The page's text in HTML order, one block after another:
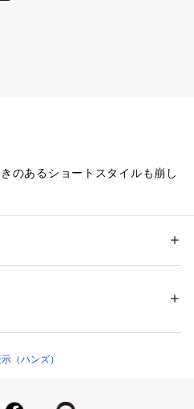
のあるショートスタイルも崩し
す。
じキャップをはずし、内ブタを
（ハンズ）